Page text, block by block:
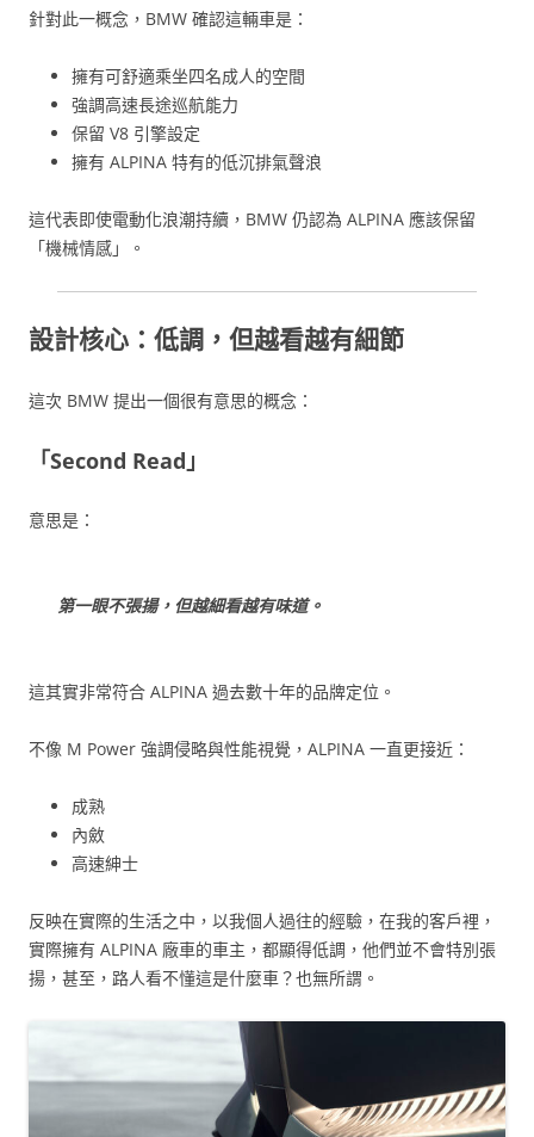
針對此一概念，BMW 確認這輛車是：
擁有可舒適乘坐四名成人的空間
強調高速長途巡航能力
保留 V8 引擎設定
擁有 ALPINA 特有的低沉排氣聲浪
這代表即使電動化浪潮持續，BMW 仍認為 ALPINA 應該保留
「機械情感」。
設計核心：低調，但越看越有細節
這次 BMW 提出一個很有意思的概念：
「Second Read」
意思是：
第一眼不張揚，但越細看越有味道。
這其實非常符合 ALPINA 過去數十年的品牌定位。
不像 M Power 強調侵略與性能視覺，ALPINA 一直更接近：
成熟
內斂
高速紳士
反映在實際的生活之中，以我個人過往的經驗，在我的客戶裡，
實際擁有 ALPINA 廠車的車主，都顯得低調，他們並不會特別張
揚，甚至，路人看不懂這是什麼車？也無所謂。